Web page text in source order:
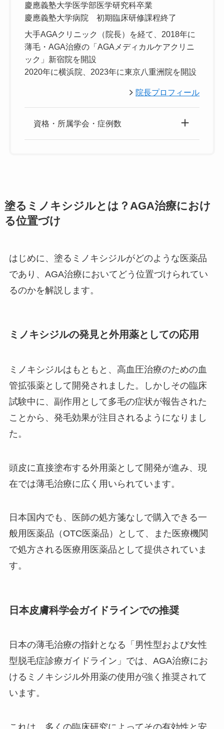
慶應義塾大学医学部医学研究科卒業
慶應義塾大学病院 初期臨床研修課程終了
大手AGAクリニック（院長）を経て、2018年に
薄毛・AGA治療の「AGAメディカルケアクリニ
ック」新宿院を開設
2020年に横浜院、2023年に東京八重洲院を開設
院長プロフィール
資格・所属学会・症例数
塗るミノキシジルとは？AGA治療におけ
る位置づけ
はじめに、塗るミノキシジルがどのような医薬品
であり、AGA治療においてどう位置づけられてい
るのかを解説します。
ミノキシジルの発見と外用薬としての応用
ミノキシジルはもともと、高血圧治療のための血
管拡張薬として開発されました。しかしその臨床
試験中に、副作用として多毛の症状が報告された
ことから、発毛効果が注目されるようになりまし
た。
頭皮に直接塗布する外用薬として開発が進み、現
在では薄毛治療に広く用いられています。
日本国内でも、医師の処方箋なしで購入できる一
般用医薬品（OTC医薬品）として、また医療機関
で処方される医療用医薬品として提供されていま
す。
日本皮膚科学会ガイドラインでの推奨
日本の薄毛治療の指針となる「男性型および女性
型脱毛症診療ガイドライン」では、AGA治療にお
けるミノキシジル外用薬の使用が強く推奨されて
います。
これは、多くの臨床研究によってその有効性と安